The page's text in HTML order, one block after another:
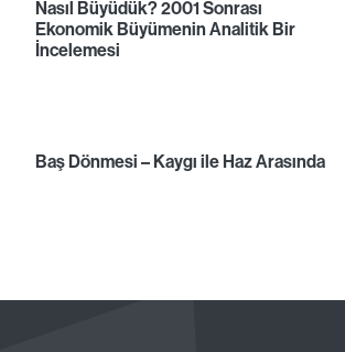
Nasıl Büyüdük? 2001 Sonrası
Ekonomik Büyümenin Analitik Bir
İncelemesi
Baş Dönmesi – Kaygı ile Haz Arasında